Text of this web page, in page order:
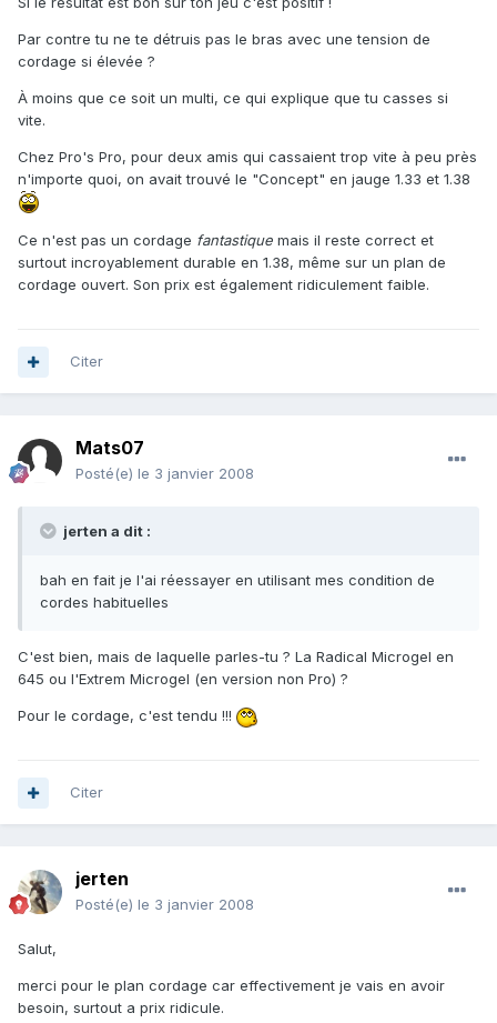
Par contre tu ne te détruis pas le bras avec une tension de
cordage si élevée ?
À moins que ce soit un multi, ce qui explique que tu casses si
vite.
Chez Pro's Pro, pour deux amis qui cassaient trop vite à peu près
n'importe quoi, on avait trouvé le "Concept" en jauge 1.33 et 1.38
Ce n'est pas un cordage fantastique mais il reste correct et
surtout incroyablement durable en 1.38, même sur un plan de
cordage ouvert. Son prix est également ridiculement faible.
Citer
Mats07
Posté(e) le 3 janvier 2008
jerten a dit :
bah en fait je l'ai réessayer en utilisant mes condition de
cordes habituelles
C'est bien, mais de laquelle parles-tu ? La Radical Microgel en
645 ou l'Extrem Microgel (en version non Pro) ?
Pour le cordage, c'est tendu !!!
Citer
jerten
Posté(e) le 3 janvier 2008
Salut,
merci pour le plan cordage car effectivement je vais en avoir
besoin, surtout a prix ridicule.